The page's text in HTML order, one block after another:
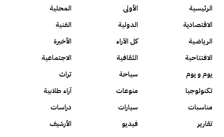
الرئيسية الأولى
المحلية
الاقتصادية
الدولية
الفنية
الرياضية
كل الآراء
الأخيرة
الافتتاحية
الثقافية
الاجتماعية
يوم و يوم
سياحة
تراث
تكنولوجيا
منوعات
آراء طلابية
مناسبات
سيارات
دراسات
تقارير
فيديو الأرشيف